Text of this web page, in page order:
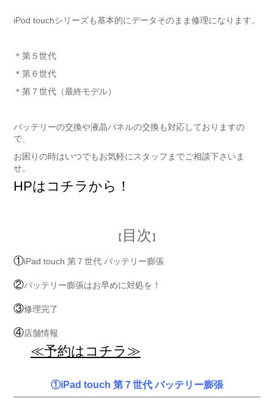
iPod touchシリーズも基本的にデータそのまま修理になります。
＊第５世代
＊第６世代
＊第７世代（最終モデル）
バッテリーの交換や液晶パネルの交換も対応しておりますの
で、
お困りの時はいつでもお気軽にスタッフまでご相談下さいま
せ。
HPはコチラから！
【 目次 】
①iPad touch 第７世代 バッテリー膨張
②バッテリー膨張はお早めに対処を！
③修理完了
④店舗情報
≪予約はコチラ≫
①iPad touch 第７世代 バッテリー膨張